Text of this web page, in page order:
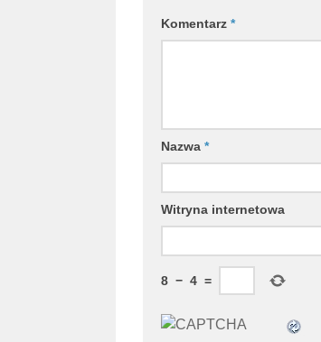
Komentarz *
Nazwa *
Witryna internetowa
8 − 4 =